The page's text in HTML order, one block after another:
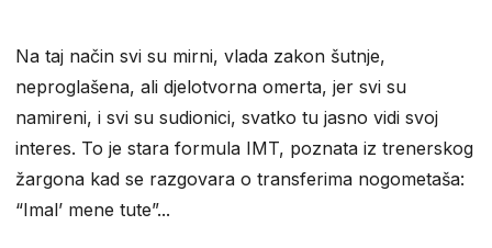
Na taj način svi su mirni, vlada zakon šutnje,
neproglašena, ali djelotvorna omerta, jer svi su
namireni, i svi su sudionici, svatko tu jasno vidi svoj
interes. To je stara formula IMT, poznata iz trenerskog
žargona kad se razgovara o transferima nogometaša:
“Imal’ mene tute”...